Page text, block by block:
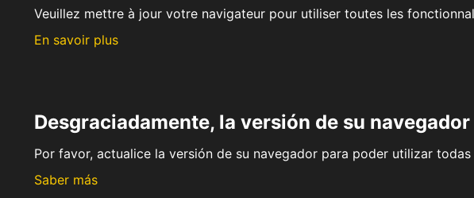
Veuillez mettre à jour votre navigateur pour utiliser toutes les
En savoir plus
Desgraciadamente, la versión de su
Por favor, actualice la versión de su navegador para poder utilizar
Saber más